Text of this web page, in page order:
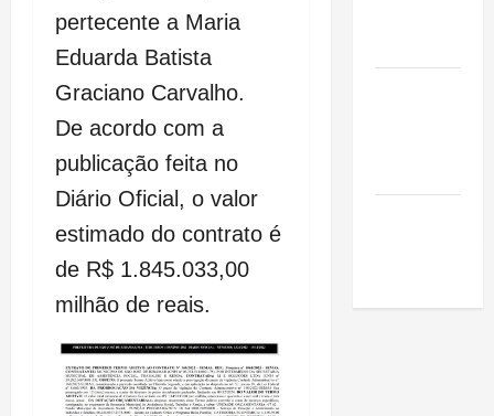
pertecente a Maria
Eduarda Batista
Graciano Carvalho.
De acordo com a
publicação feita no
Diário Oficial, o valor
estimado do contrato é
de R$ 1.845.033,00
milhão de reais.